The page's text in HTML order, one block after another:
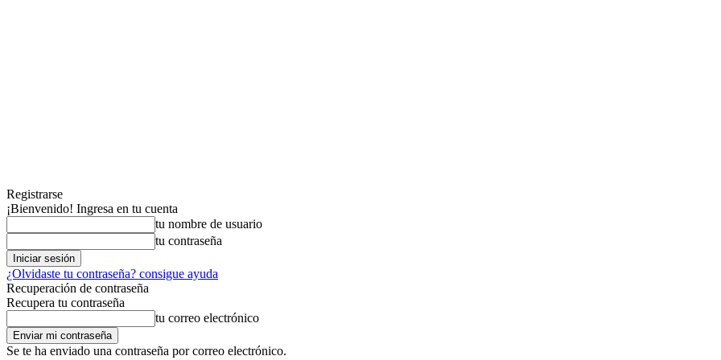
Registrarse
¡Bienvenido! Ingresa en tu cuenta
tu nombre de usuario
tu contraseña
¿Olvidaste tu contraseña? consigue ayuda
Recuperación de contraseña
Recupera tu contraseña
tu correo electrónico
Se te ha enviado una contraseña por correo electrónico.